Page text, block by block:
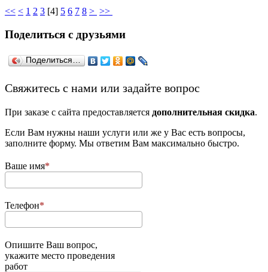
<< < 1 2 3 [4] 5 6 7 8 > >>
Поделиться с друзьями
Поделиться…
­Свяжитесь с нами или задайте вопрос
При заказе с сайта предоставляется дополнительная скидка.
Если Вам нужны наши услуги или же у Вас есть вопросы,
заполните форму. Мы ответим Вам максимально быстро.
Ваше имя
Телефон
Опишите Ваш вопрос,
укажите место проведения
работ